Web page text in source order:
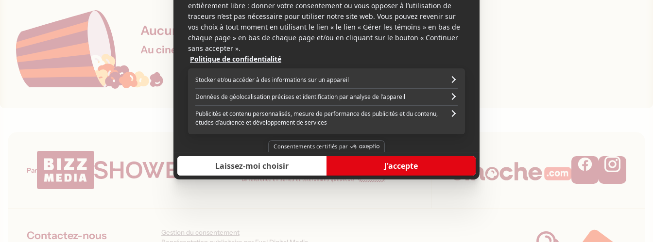
Aucune projection prévue à cette date
Au cinéma le 2 mai 2025
Par
Contactez-nous
Gestion du consentement